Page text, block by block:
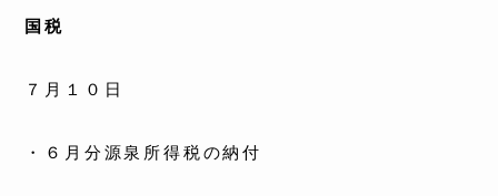
国税
７月１０日
・６月分源泉所得税の納付